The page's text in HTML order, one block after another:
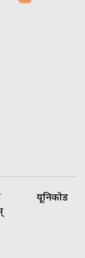
यूनिकोड